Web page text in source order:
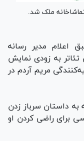
ملک شد.
اعلام مدیر رسانه
تئاتر به زودی نمایش
مریم آردم در
داستان سرباز زدن
برای راضی کردن او